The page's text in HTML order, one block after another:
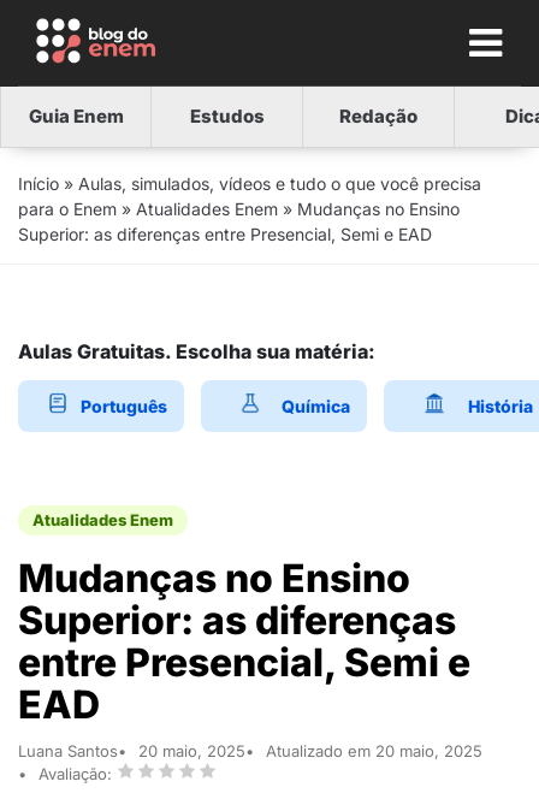
Guia Enem Estudos Redação
Início » Aulas, simulados, vídeos e tudo o que você precisa
para o Enem » Atualidades Enem » Mudanças no Ensino
Superior: as diferenças entre Presencial, Semi e EAD
Aulas Gratuitas. Escolha sua matéria:
Português Química História
Atualidades Enem
Mudanças no Ensino
Superior: as diferenças
entre Presencial, Semi e
EAD
Luana Santos 20 maio, 2025
Atualizado em 20 maio, 2025
Avaliação: